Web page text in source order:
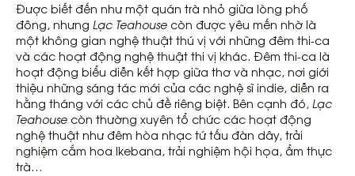
Được biết đến như một quán trà nhỏ giữa lòng phố
đông, nhưng Lạc Teahouse còn được yêu mến nhờ là
một không gian nghệ thuật thú vị với những đêm thi-ca
và các hoạt động nghệ thuật thi vị khác. Đêm thi-ca là
hoạt động biểu diễn kết hợp giữa thơ và nhạc, nơi giới
thiệu những sáng tác mới của các nghệ sĩ indie, diễn ra
hằng tháng với các chủ đề riêng biệt. Bên cạnh đó, Lạc
Teahouse còn thường xuyên tổ chức các hoạt động
nghệ thuật như đêm hòa nhạc tứ tấu đàn dây, trải
nghiệm cắm hoa Ikebana, trải nghiệm hội họa, ẩm thực
trà…